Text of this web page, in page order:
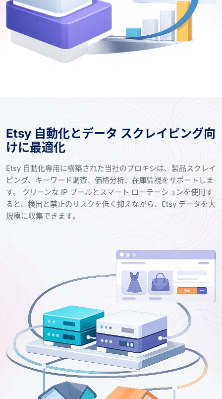
Etsy 自動化とデータ スクレイピング向
けに最適化
Etsy 自動化専用に構築された当社のプロキシは、製品スクレイ
ピング、キーワード調査、価格分析、在庫監視をサポートしま
す。 クリーンな IP プールとスマート ローテーションを使用す
ると、検出と禁止のリスクを低く抑えながら、Etsy データを大
規模に収集できます。